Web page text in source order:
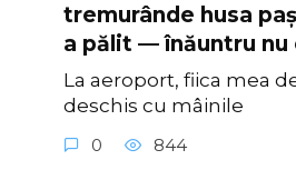
tremurânde husa
a pălit — înăuntru nu
La aeroport, fiica mea
deschis cu mâinile
0 844